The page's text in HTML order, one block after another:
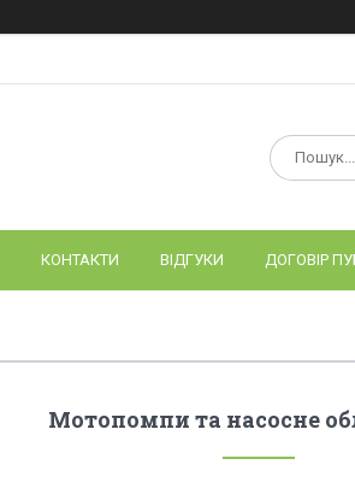
КОНТАКТИ ВІДГУКИ ДОГОВІР
Мотопомпи та насосне